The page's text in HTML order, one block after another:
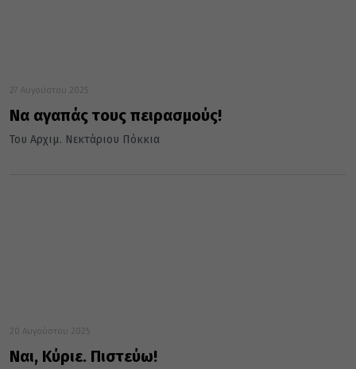
27 Αυγούστου 2025
Να αγαπάς τους πειρασμούς!
Του Αρχιμ. Νεκτάριου Πόκκια
20 Αυγούστου 2025
Ναι, Κύριε. Πιστεύω!